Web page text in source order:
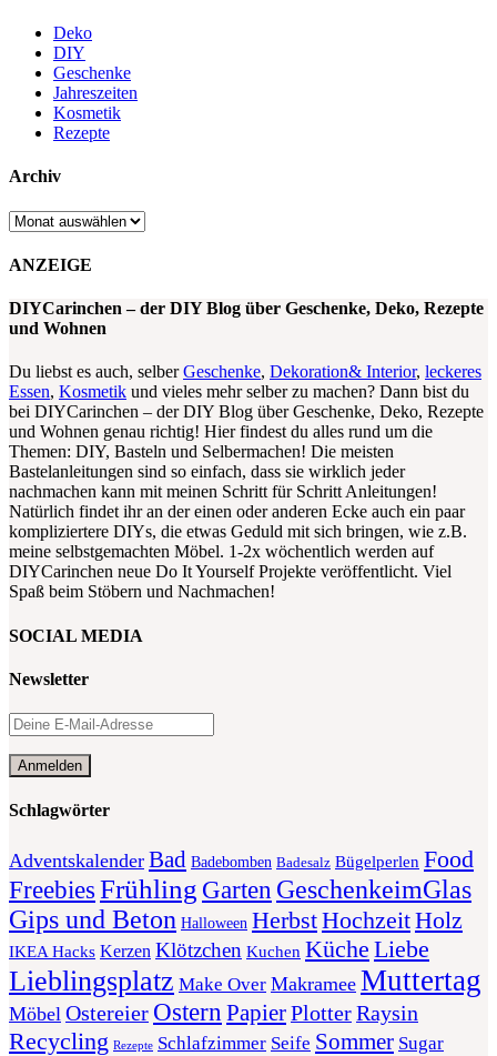
Deko
DIY
Geschenke
Jahreszeiten
Kosmetik
Rezepte
Archiv
Archiv
ANZEIGE
DIYCarinchen – der DIY Blog über Geschenke, Deko, Rezepte
und Wohnen
Du liebst es auch, selberGeschenke, Dekoration& Interior, leckeres
Essen, Kosmetik und vieles mehr selber zu machen? Dann bist du
bei DIYCarinchen – der DIY Blog über Geschenke, Deko, Rezepte
und Wohnen genau richtig! Hier findest du alles rund um die
Themen: DIY, Basteln und Selbermachen! Die meisten
Bastelanleitungen sind so einfach, dass sie wirklich jeder
nachmachen kann mit meinen Schritt für Schritt Anleitungen!
Natürlich findet ihr an der einen oder anderen Ecke auch ein paar
kompliziertere DIYs, die etwas Geduld mit sich bringen, wie z.B.
meine selbstgemachten Möbel. 1-2x wöchentlich werden auf
DIYCarinchen neue Do It Yourself Projekte veröffentlicht. Viel
Spaß beim Stöbern und Nachmachen!
SOCIAL MEDIA
Newsletter
Schlagwörter
Adventskalender Bad Badebomben Badesalz Bügelperlen Food
FreebiesFrühling Garten GeschenkeimGlas
Gips und Beton Halloween HerbstHochzeitHolz
IKEA Hacks Kerzen Klötzchen Kuchen Küche Liebe
Lieblingsplatz Make Over Makramee Muttertag
Möbel Ostereier Ostern PapierPlotterRaysin
Recycling Rezepte Schlafzimmer Seife Sommer Sugar